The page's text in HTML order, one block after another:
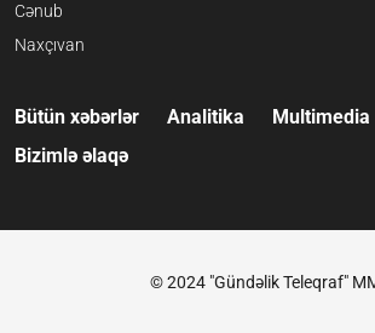
Cənub
Naxçıvan
Bütün xəbərlər Analitika Multimedia
Bizimlə əlaqə
© 2024 "Gündəlik Teleqraf"